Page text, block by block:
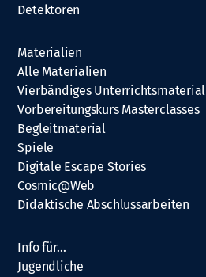
Detektoren
Materialien
Alle Materialien
Vierbändiges Unterrichtsmaterial
Vorbereitungskurs Masterclasses
Begleitmaterial
Spiele
Digitale Escape Stories
Cosmic@Web
Didaktische Abschlussarbeiten
Info für…
Jugendliche